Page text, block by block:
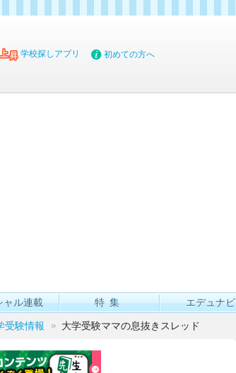
学校探しアプリ 初めての方へ
ャル連載 特集 エデュナビ
受験情報 大学受験ママの息抜きスレッド